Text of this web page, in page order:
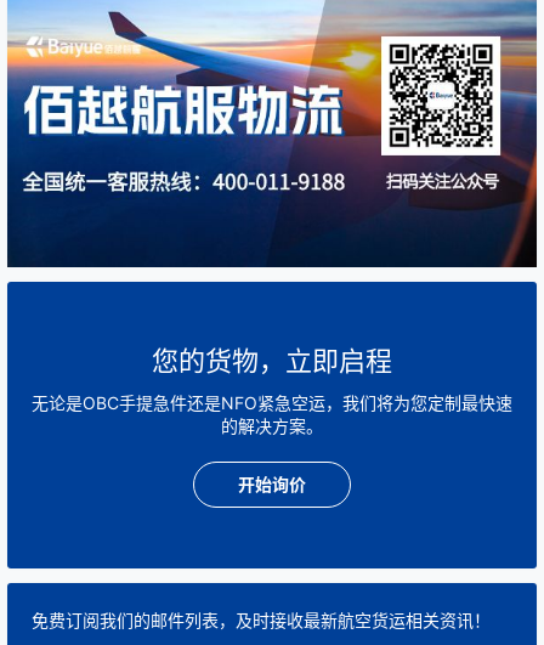
您的货物，立即启程
无论是OBC手提急件还是NFO紧急空运，我们将为您定制最快速
的解决方案。
开始询价
免费订阅我们的邮件列表，及时接收最新航空货运相关资讯！